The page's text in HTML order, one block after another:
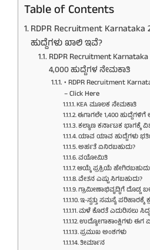
Table of Contents
RDPR Recruitment
ಹುದ್ದೆಗಳು ಖಾಲಿ ಇವೆ?
RDPR Recruitment
4,000 ಹುದ್ದೆಗಳ ನೇಮಕಾತಿ
• RDPR Recruitment
– Click Here
KEA ಮೂಲಕ ನೇಮಕಾತಿ
ಈಗಾಗಲೇ 1,400
ಕಲ್ಯಾಣ ಕರ್ನಾಟಕ ಭಾಗಕ್ಕೆ
ಯಾವ ಯಾವ ಹುದ್ದೆಗಳು
ಅರ್ಹತೆ ಏನಿರಬಹುದು?
ವಯೋಮಿತಿ
ಆಯ್ಕೆ ಪ್ರಕ್ರಿಯೆ
ವೇತನ ಎಷ್ಟು ಸಿಗಬಹುದು?
ಗ್ರಾಮೀಣಾಭಿವೃದ್ಧಿಗೆ ದೊಡ್ಡ
ಇ-ಸ್ವತ್ತು ಸಮಸ್ಯೆ ಪರಿಹಾರಕ್ಕೆ
ಮಳೆ ಕೊರತೆ ಎದುರಿಸಲು
ಉದ್ಯೋಗಾಕಾಂಕ್ಷಿಗಳು ಈಗ
ಪ್ರಮುಖ ಅಂಶಗಳು
ತೀರ್ಮಾನ